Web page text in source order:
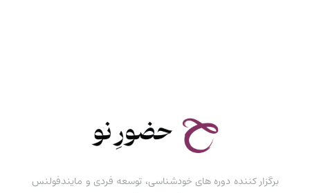
برگزار کننده دوره های خودشناسی، توسعه فردی و مایندفولنس